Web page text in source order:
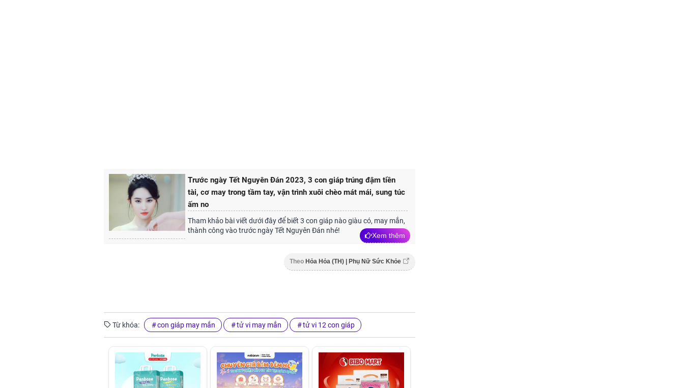
Trước ngày Tết Nguyên Đán 2023, 3 con giáp trúng đậm tiền
tài, cơ may trong tầm tay, vận trình xuôi chèo mát mái, sung túc
ấm no
Tham khảo bài viết dưới đây để biết 3 con giáp nào giàu có, may mắn,
thành công vào trước ngày Tết Nguyên Đán nhé!
Xem thêm
Theo Hỏa Hỏa (TH) | Phụ Nữ Sức Khỏe
Từ khóa: con giáp may mắn tử vi may mắn tử vi 12 con giáp